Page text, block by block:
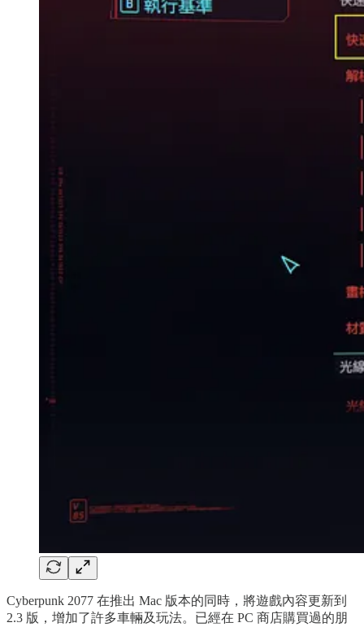
Cyberpunk 2077 在推出 Mac 版本的同時，將遊戲內容更新到
2.3 版，增加了許多車輛及玩法。已經在 PC 商店購買過的朋